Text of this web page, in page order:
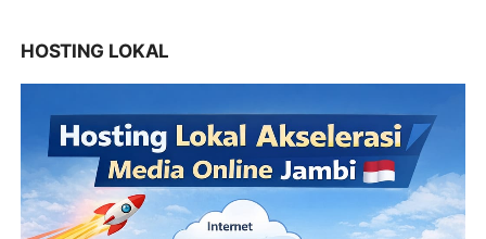
HOSTING LOKAL